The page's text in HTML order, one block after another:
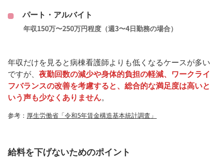
パート・アルバイト
年収150万〜250万円程度（週3〜4日勤務の場合）
年収だけを見ると病棟看護師よりも低くなるケースが多い
ですが、 夜勤回数の減少や身体的負担の軽減、ワークライ
フバランスの改善を考慮すると、総合的な満足度は高いと
いう声も少なくありません。
参考： 厚生労働省「令和5年賃金構造基本統計調査」
給料を下げないためのポイント